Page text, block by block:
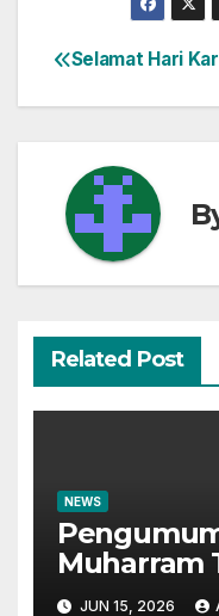
Navigasi
pos
Selamat Hari
Related Post
NEWS
Muharram
1448H
JUN 15, 2026